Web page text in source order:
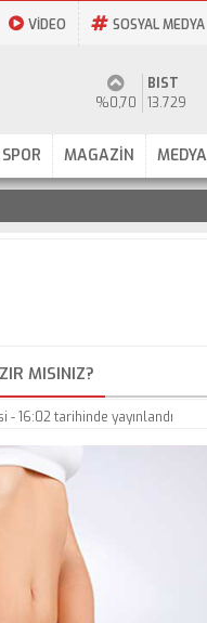
VİDEO SOSYAL MEDYA
%0,70
BIST
13.729
SPOR MAGAZİN MEDYA
MISINIZ?
- 16:02tarihinde yayınlandı